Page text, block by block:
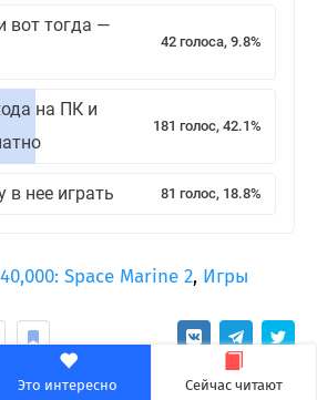
Это интересно Сейчас читают
вот тогда —
42 голоса, 9.8%
на ПК и
181 голос, 42.1%
в нее играть 81 голос, 18.8%
Space Marine 2, Игры